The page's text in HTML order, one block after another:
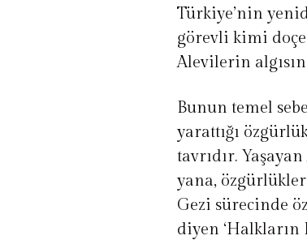
Türkiye’nin
görevli kimi
Alevilerin
Bunun temel
yarattığı
tavrıdır.
yana,
Gezi sürecinde
diyen ‘Halkların